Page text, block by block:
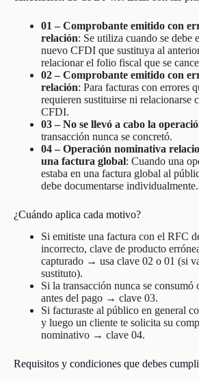
01 – Comprobante emitido con
relación: Se utiliza cuando se debe
nuevo CFDI que sustituya al
relacionar el folio fiscal que se
02 – Comprobante emitido con
relación: Para facturas con errores
requieren sustituirse ni relacionarse
CFDI.
03 – No se llevó a cabo la
transacción nunca se concretó.
04 – Operación nominativa
una factura global: Cuando una
estaba en una factura global al
debe documentarse individualmente.
¿Cuándo aplica cada motivo?
Si emitiste una factura con el RFC
incorrecto, clave de producto
capturado → usa clave 02 o 01 (si
sustituto).
Si la transacción nunca se consumó
antes del pago → clave 03.
Si facturaste al público en general
y luego un cliente te solicita su
nominativo → clave 04.
Requisitos y condiciones que debes